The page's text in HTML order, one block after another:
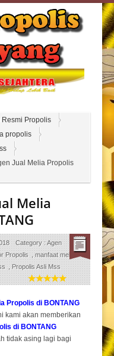
Resmi Propolis
propolis
Jual Melia Propolis
Melia
Category :Agen
Propolis ,manfaat melia
,Propolis Asli Mss
Propolis di BONTANG
kami akan memberikan
di BONTANG
tidak asing lagi bagi